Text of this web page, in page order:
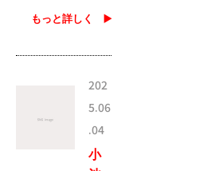
もっと詳しく ▶️
202
5.06
.04
小